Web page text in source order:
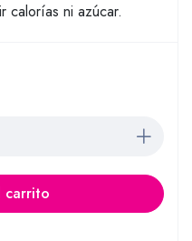
calorías ni azúcar.
carrito